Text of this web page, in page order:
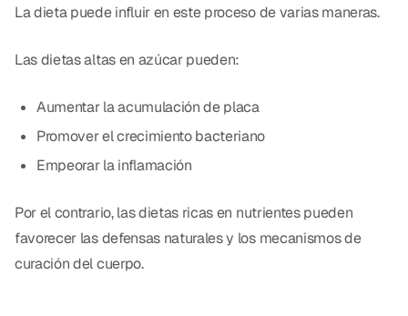
La dieta puede influir en este proceso de varias maneras.
Las dietas altas en azúcar pueden:
Aumentar la acumulación de placa
Promover el crecimiento bacteriano
Empeorar la inflamación
Por el contrario, las dietas ricas en nutrientes pueden
favorecer las defensas naturales y los mecanismos de
curación del cuerpo.